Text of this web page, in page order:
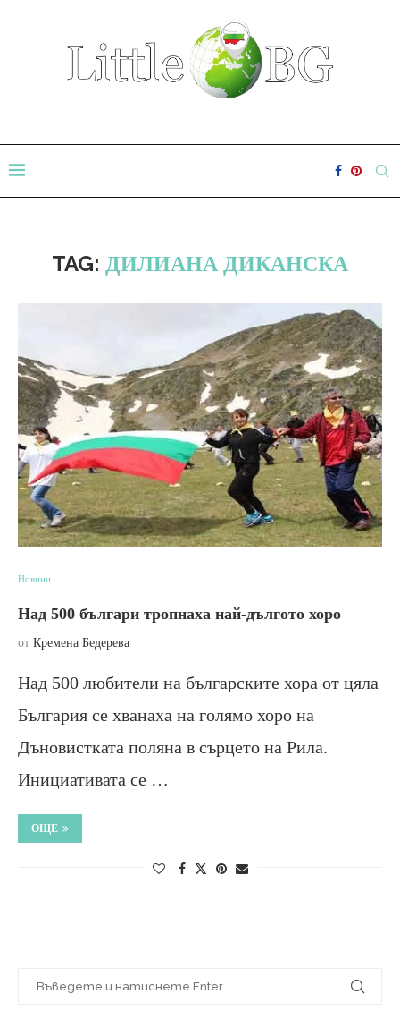
TAG: ДИЛИАНА ДИКАНСКА
Новини
Над 500 българи тропнаха най-дългото хоро
от Кремена Бедерева
Над 500 любители на българските хора от цяла
България се хванаха на голямо хоро на
Дъновистката поляна в сърцето на Рила.
Инициативата се …
ОЩЕ